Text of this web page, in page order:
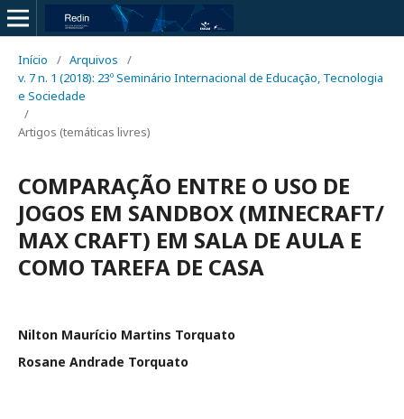
Início / Arquivos
/
v. 7 n. 1 (2018): 23º Seminário Internacional de Educação, Tecnologia
e Sociedade
/
Artigos (temáticas livres)
COMPARAÇÃO ENTRE O USO DE
JOGOS EM SANDBOX (MINECRAFT/
MAX CRAFT) EM SALA DE AULA E
COMO TAREFA DE CASA
Nilton Maurício Martins Torquato
Rosane Andrade Torquato